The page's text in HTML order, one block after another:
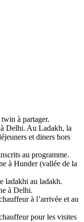
à partager.
à Delhi. Au Ladakh, la
et diners hors
au programme.
à Hunder (vallée de la
ladakhi au ladakh.
à Delhi.
à l’arrivée et au
pour les visites